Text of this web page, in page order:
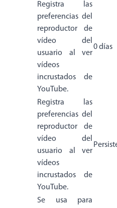
Registra las
preferencias del
reproductor de
vídeo del
usuario al ver
vídeos
incrustados de
YouTube.
0 días
Registra las
preferencias del
reproductor de
vídeo del
usuario al ver
vídeos
incrustados de
YouTube.
Se usa para